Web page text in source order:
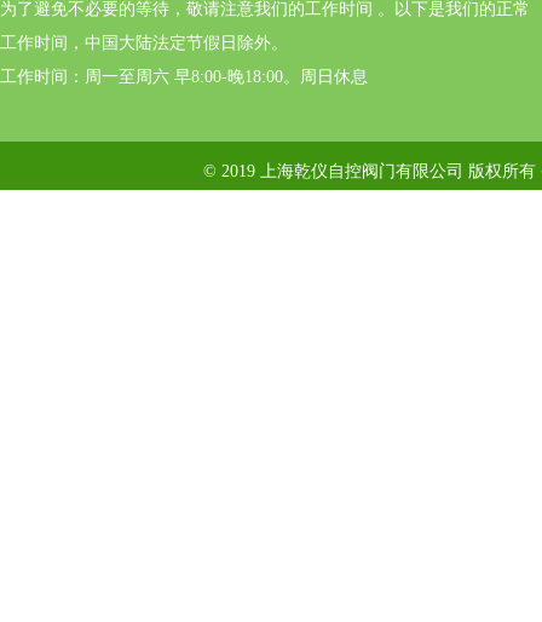
为了避免不必要的等待，敬请注意我们的工作时间 。以下是我们的正常
工作时间，中国大陆法定节假日除外。
工作时间：周一至周六 早8:00-晚18:00。周日休息
© 2019 上海乾仪自控阀门有限公司 版权所有